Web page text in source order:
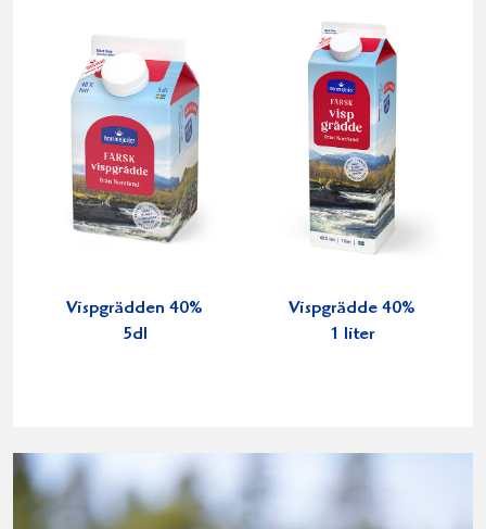
Vispgrädden 40%
5dl
Vispgrädde 40%
1 liter